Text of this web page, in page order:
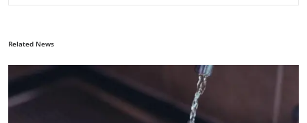
Related News